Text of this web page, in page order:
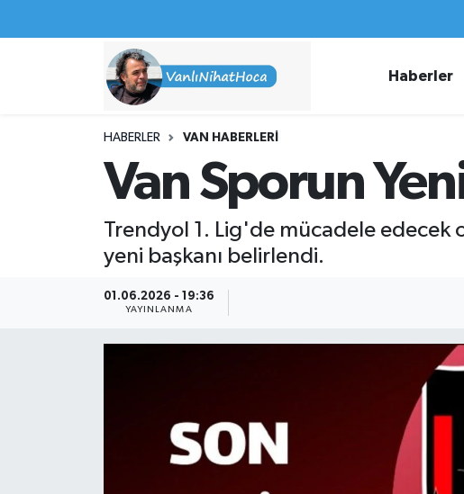
Haberler
HABERLER VAN HABERLERI
Van Sporun
Trendyol 1. Lig'de mücadele edecek
yeni başkanı belirlendi.
01.06.2026 - 19:36
YAYINLANMA
Haberler
İş İlanları
Etkinlikler
Köşe Yazıları
Hakkımda
İpekyolu Nöbetçi Eczaneler
İpekyolu Trafik Yoğunluk Haritası
Süper Lig Puan Durumu ve Fikstür
Tüm Manşetler
Son Dakika Haberleri
Haber Arşivi